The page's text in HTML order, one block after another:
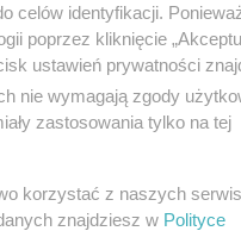
nocnego karmienia i
celów identyfikacji.
poprzez kliknięcie
ustawień prywatności
nie wymagają zgody
zastosowania tylko na tej
korzystać z naszych
znajdziesz w Polityce